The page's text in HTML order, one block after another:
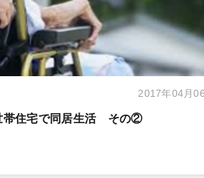
2017年04月
帯住宅で同居生活 その②